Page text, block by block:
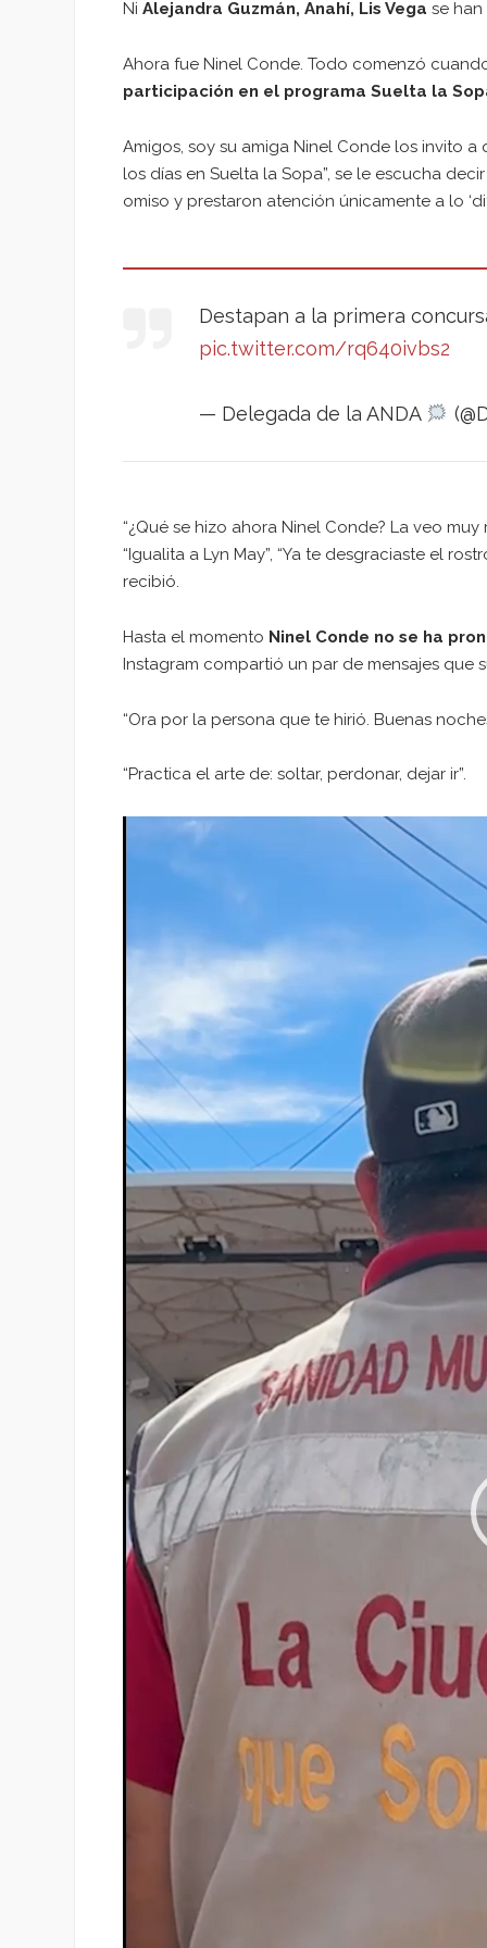
Ni Alejandra Guzmán, Anahí, Lis Vega se han
Ahora fue Ninel Conde. Todo comenzó
participación en el programa Suelta la
Amigos, soy su amiga Ninel Conde los invito
los días en Suelta la Sopa”, se le escucha
omiso y prestaron atención únicamente a lo
Destapan a la primera
pic.twitter.com/rq640ivbs2
— Delegada de la ANDA
“¿Qué se hizo ahora Ninel Conde? La veo
“Igualita a Lyn May”, “Ya te desgraciaste el
recibió.
Hasta el momento Ninel Conde no se ha
Instagram compartió un par de mensajes que
“Ora por la persona que te hirió. Buenas
“Practica el arte de: soltar, perdonar, dejar ir”.
Reproductor